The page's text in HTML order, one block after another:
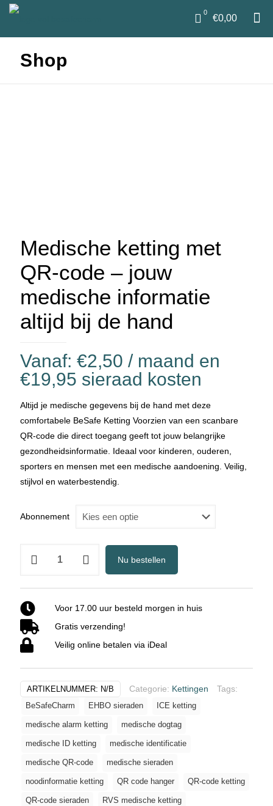
0
€0,00
Shop
Medische ketting met
QR-code – jouw
medische informatie
altijd bij de hand
Vanaf: €2,50 / maand en
€19,95 sieraad kosten
Altijd je medische gegevens bij de hand met deze
comfortabele BeSafe Ketting Voorzien van een scanbare
QR-code die direct toegang geeft tot jouw belangrijke
gezondheidsinformatie. Ideaal voor kinderen, ouderen,
sporters en mensen met een medische aandoening. Veilig,
stijlvol en waterbestendig.
Abonnement
ketting
code
jouw
altijd
bij
aantal
Nu bestellen
Voor 17.00 uur besteld morgen in huis
Gratis verzending!
Veilig online betalen via iDeal
ARTIKELNUMMER: N/B Categorie: Kettingen Tags:
BeSafeCharm EHBO sieraden ICE ketting
medische alarm ketting medische dogtag
medische ID ketting medische identificatie
medische QR-code medische sieraden
noodinformatie ketting QR code hanger QR-code ketting
QR-code sieraden RVS medische ketting